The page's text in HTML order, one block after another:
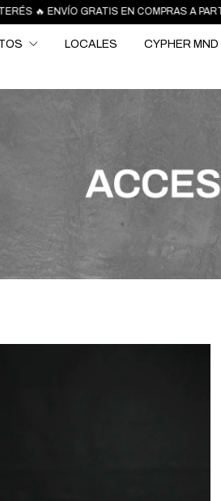
EN COMPRAS A PARTIR $120.000 🐼
LOCALES CYPHER